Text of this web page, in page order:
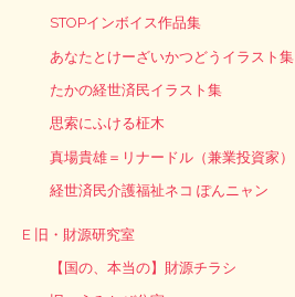
STOPインボイス作品集
あなたとけーざいかつどうイラスト集
たかの経世済民イラスト集
思索にふける柾木
真場貴雄＝リナードル（兼業投資家）
経世済民介護福祉ネコ ぽんニャン
E 旧・財源研究室
【国の、本当の】財源チラシ